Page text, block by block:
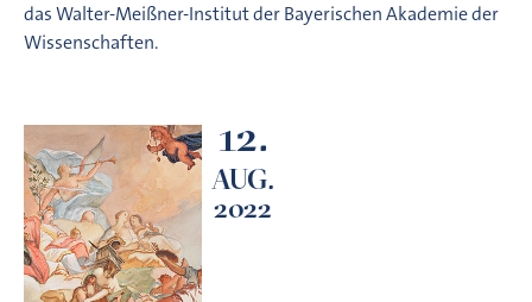
das Walter-Meißner-Institut der Bayerischen Akademie der
Wissenschaften.
12.
AUG.
2022